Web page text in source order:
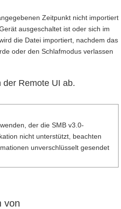
Zeitpunkt nicht importiert
ausgeschaltet ist oder sich im
die Datei importiert, nachdem das
oder den Schlafmodus verlassen
der Remote UI ab.
der die SMB v3.0-
nicht unterstützt, beachten
unverschlüsselt gesendet
von